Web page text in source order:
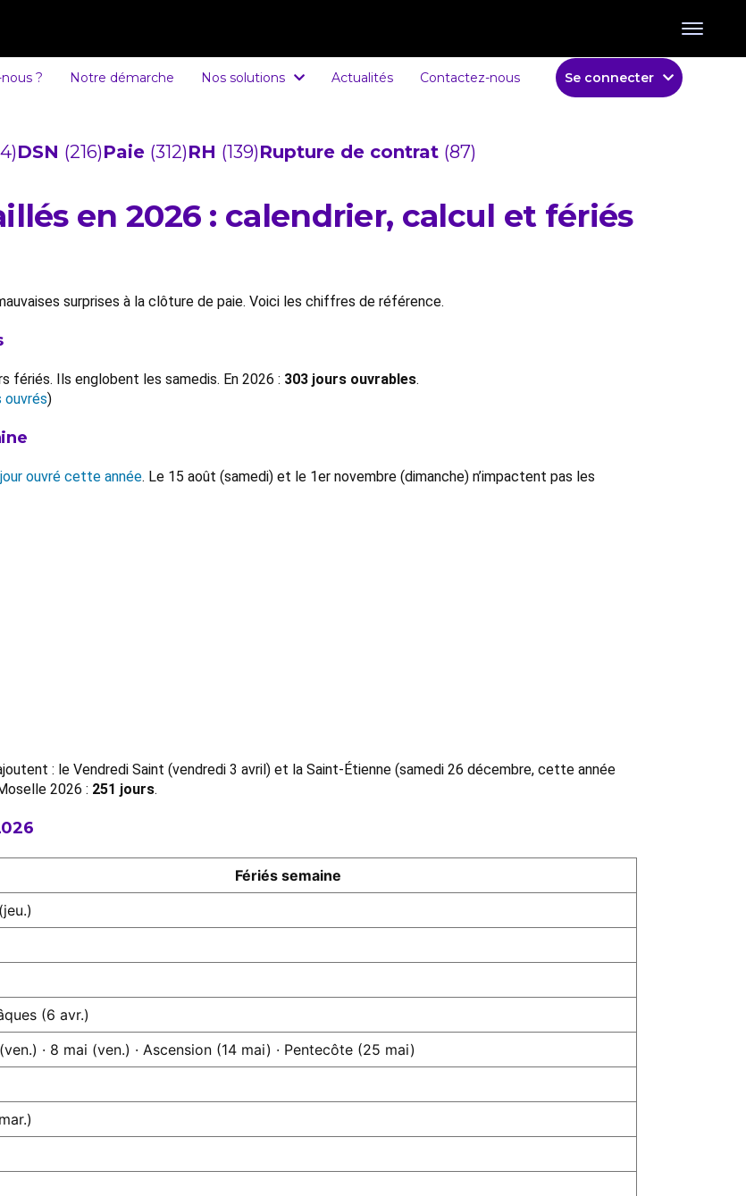
? Notre démarche Nos solutions Actualités Contactez-nous Se connecter
DSN (216)Paie (312)RH (139)Rupture de contrat (87)
en 2026 : calendrier, calcul et fériés
surprises à la clôture de paie. Voici les chiffres de référence.
fériés. Ils englobent les samedis. En 2026 : 303 jours ouvrables.
ouvrés)
ouvré cette année. Le 15 août (samedi) et le 1er novembre (dimanche) n’impactent pas les
: le Vendredi Saint (vendredi 3 avril) et la Saint-Étienne (samedi 26 décembre, cette année
2026 : 251 jours.
Fériés semaine
(6 avr.)
· 8 mai (ven.) · Ascension (14 mai) · Pentecôte (25 mai)